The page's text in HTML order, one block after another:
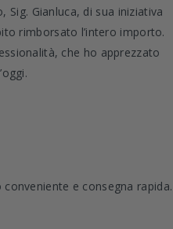
Gianluca, di sua iniziativa
rimborsato l’intero importo.
che ho apprezzato
e consegna rapida.